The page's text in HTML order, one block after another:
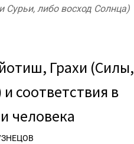
Сурьи, либо восход Солнца)
Грахи (Силы,
соответствия в
человека